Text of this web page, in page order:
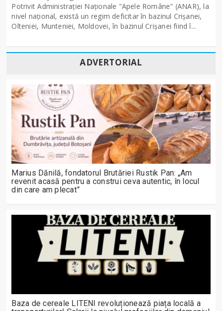
Potrivit Administraţiei Naţionale "Apele Române" (ANAR), la
nivel naţional, există un regim deficitar în bazinul Crişanei,
Olteniei, Munteniei, Moldovei, în bazinul Crişanei fiind î...
ADVERTORIAL
Marius Dănilă, fondatorul Brutăriei Rustik Pan: „Am
revenit acasă pentru a construi ceva autentic, în locul
din care am plecat”
Baza de cereale LITENI revoluționează piața locală a